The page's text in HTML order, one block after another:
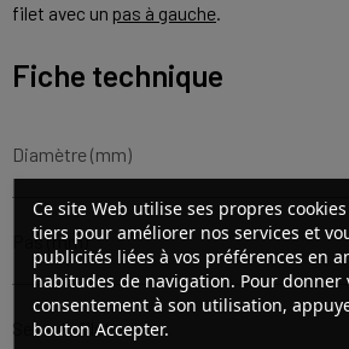
filet avec un pas à gauche.
Fiche technique
Diamètre (mm)
Pas (mm)
Sens du filet
Ce site Web utilise ses propres
tiers pour améliorer nos services et
publicités liées à vos préférences en
habitudes de navigation. Pour donner
consentement à son utilisation,
bouton Accepter.